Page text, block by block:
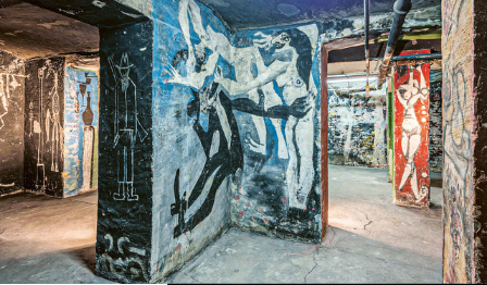
Stellenangebote Newsletter Presse
Nachhaltigkeit Kontakt
Digitale Sammlungen Exil-Archive